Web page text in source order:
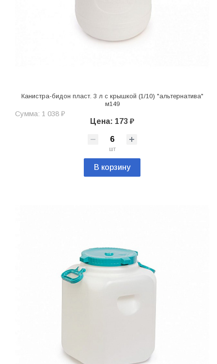
Канистра-бидон пласт. 3 л с крышкой (1/10) "альтернатива"
м149
Сумма: 1 038 ₽
Цена: 173 ₽
шт
В корзину